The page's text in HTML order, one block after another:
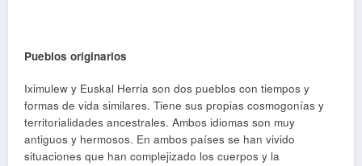
Pueblos originarios
Iximulew y Euskal Herria son dos pueblos con tiempos y
formas de vida similares. Tiene sus propias cosmogonías y
territorialidades ancestrales. Ambos idiomas son muy
antiguos y hermosos. En ambos países se han vivido
situaciones que han complejizado los cuerpos y la